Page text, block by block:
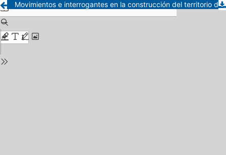
Movimientos e interrogantes en la construcción del territorio de la práctica profesional docente